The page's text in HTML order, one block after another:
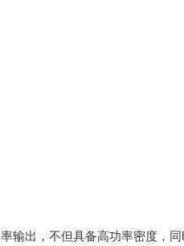
输出，不但具备高功率密度，